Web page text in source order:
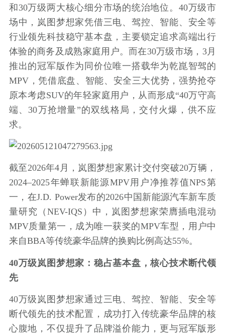
和30万级两大核心细分市场的统治地位。40万级市
场中，岚图梦想家凭借三电、驾控、智能、安全等
行业领先科技稳守基本盘，主要锁定追求高端出行
体验的商务及成熟家庭用户。而在30万级市场，3月
推出的冠军版作为同价位唯一搭载华为乾崑智驾的
MPV，凭借底盘、智能、安全三大优势，强势抢夺
原本考虑SUV的年轻家庭用户，从而形成“40万守高
端、30万抢增量”的双线格局，交付火爆，供不应
求。
截至2026年4月，岚图梦想家累计交付突破20万辆，
2024–2025年蝉联新能源MPV用户净推荐值NPS第
一，在J.D. Power发布的2026中国新能源汽车新车质
量研究（NEV-IQS）中，岚图梦想家荣膺插电混动
MPV质量第一，成为唯一获奖的MPV车型，用户中
来自BBA等传统豪华品牌的换购比例高达55%。
40万级岚图梦想家：稳占基本盘，核心技术断代领
先
40万级岚图梦想家通过三电、驾控、智能、安全等
断代领先的技术配置，成功打入传统豪华品牌的核
心腹地，不仅提升了品牌溢价能力，更与冠军版形